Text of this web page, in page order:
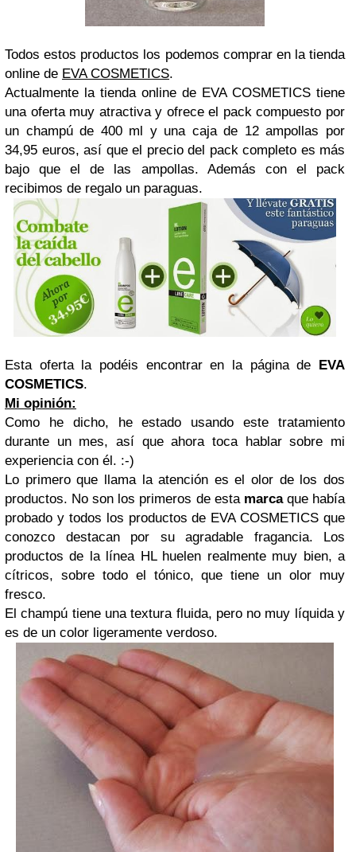
Todos estos productos los podemos comprar en la tienda
online de EVA COSMETICS.
Actualmente la tienda online de EVA COSMETICS tiene
una oferta muy atractiva y ofrece el pack compuesto por
un champú de 400 ml y una caja de 12 ampollas por
34,95 euros, así que el precio del pack completo es más
bajo que el de las ampollas. Además con el pack
recibimos de regalo un paraguas.
Esta oferta la podéis encontrar en la página de
EVA
COSMETICS.
Mi opinión:
Como he dicho, he estado usando este tratamiento
durante un mes, así que ahora toca hablar sobre mi
experiencia con él. :-)
Lo primero que llama la atención es el olor de los dos
productos. No son los primeros de esta marcaque había
probado y todos los productos de EVA COSMETICS que
conozco destacan por su agradable fragancia. Los
productos de la línea HL huelen realmente muy bien, a
cítricos, sobre todo el tónico, que tiene un olor muy
fresco.
El champú tiene una textura fluida, pero no muy líquida y
es de un color ligeramente verdoso.